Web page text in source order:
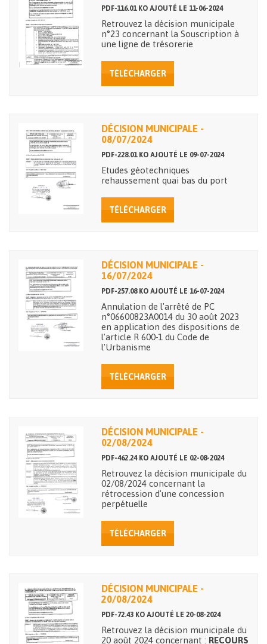
PDF-116.01 KO AJOUTÉ LE 11-06-2024
Retrouvez la décision municipale
n°23 concernant la Souscription à
une ligne de trésorerie
TÉLÉCHARGER
DÉCISION MUNICIPALE -
08/07/2024
PDF-228.01 KO AJOUTÉ LE 09-07-2024
Etudes géotechniques
rehaussement quai bas du port
TÉLÉCHARGER
DÉCISION MUNICIPALE -
16/07/2024
PDF-257.08 KO AJOUTÉ LE 16-07-2024
Annulation de l'arrêté de PC
n°06600823A0014 du 30 août 2023
en application des dispositions de
l'article R 600-1 du Code de
l'Urbanisme
TÉLÉCHARGER
DÉCISION MUNICIPALE -
02/08/2024
PDF-462.24 KO AJOUTÉ LE 02-08-2024
Retrouvez la décision municipale du
02/08/2024 concernant la
rétrocession d'une concession
perpétuelle
TÉLÉCHARGER
DÉCISION MUNICIPALE -
20/08/2024
PDF-72.43 KO AJOUTÉ LE 20-08-2024
Retrouvez la décision municipale du
20 août 2024 concernant : RECOURS